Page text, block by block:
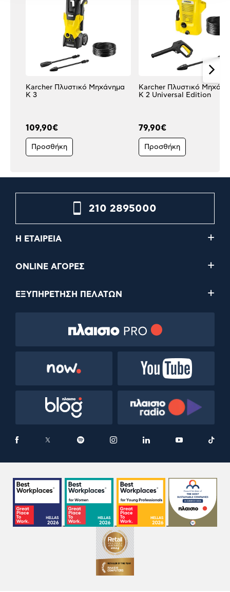
Karcher Πλυστικό Μηχάνημα
K 3
109,90€
Προσθήκη
Karcher Πλυστικό
K 2 Universal Edition
79,90€
Προσθήκη
210 2895000
Η ΕΤΑΙΡΕΙΑ
ONLINE ΑΓΟΡΕΣ
ΕΞΥΠΗΡΕΤΗΣΗ ΠΕΛΑΤΩΝ